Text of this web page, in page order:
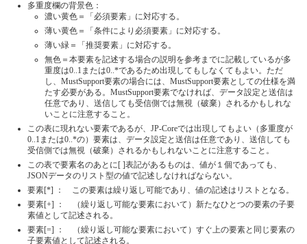
多重度欄の背景色：
濃い黄色＝「必須要素」に対応する。
薄い黄色＝「条件により必須要素」に対応する。
薄い緑＝「推奨要素」に対応する。
無色＝本要素を記述する場合の説明を参考までに記載しているが多
重度は0..1または0..*であるため出現してもしなくてもよい。ただ
し、MustSupport要素の場合には、MustSupport要素としての仕様を満
たす必要がある。MustSupport要素でなければ、データ設定と送信は
任意であり、送信しても受信側では無視（破棄）されるかもしれな
いことに注意すること。
この表に現れない要素であるが、JP-Coreでは出現してもよい（多重度が
0..1または0..*の）要素は、データ設定と送信は任意であり、送信しても
受信側では無視（破棄）されるかもしれないことに注意すること。
この表で要素名のあとに[ ]表記があるものは、値が１個であっても、
JSONデータのリスト型の値で記述しなければならない。
要素[*] ： この要素は繰り返し可能であり、値の記述はリストとなる。
要素[+] ： （繰り返し可能な要素において）新たなひとつの要素の子要
素値として記述される。
要素[=] ： （繰り返し可能な要素において）すぐ上の要素と同じ要素の
子要素値として記述される。